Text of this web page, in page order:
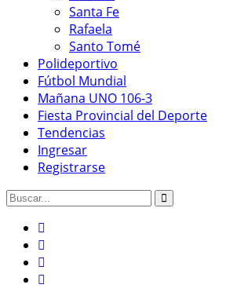
Santa Fe
Rafaela
Santo Tomé
Polideportivo
Fútbol Mundial
Mañana UNO 106-3
Fiesta Provincial del Deporte
Tendencias
Ingresar
Registrarse